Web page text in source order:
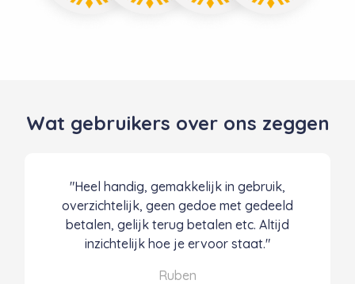
Wat gebruikers over ons zeggen
"Heel handig, gemakkelijk in gebruik,
overzichtelijk, geen gedoe met gedeeld
betalen, gelijk terug betalen etc. Altijd
inzichtelijk hoe je ervoor staat."
Ruben